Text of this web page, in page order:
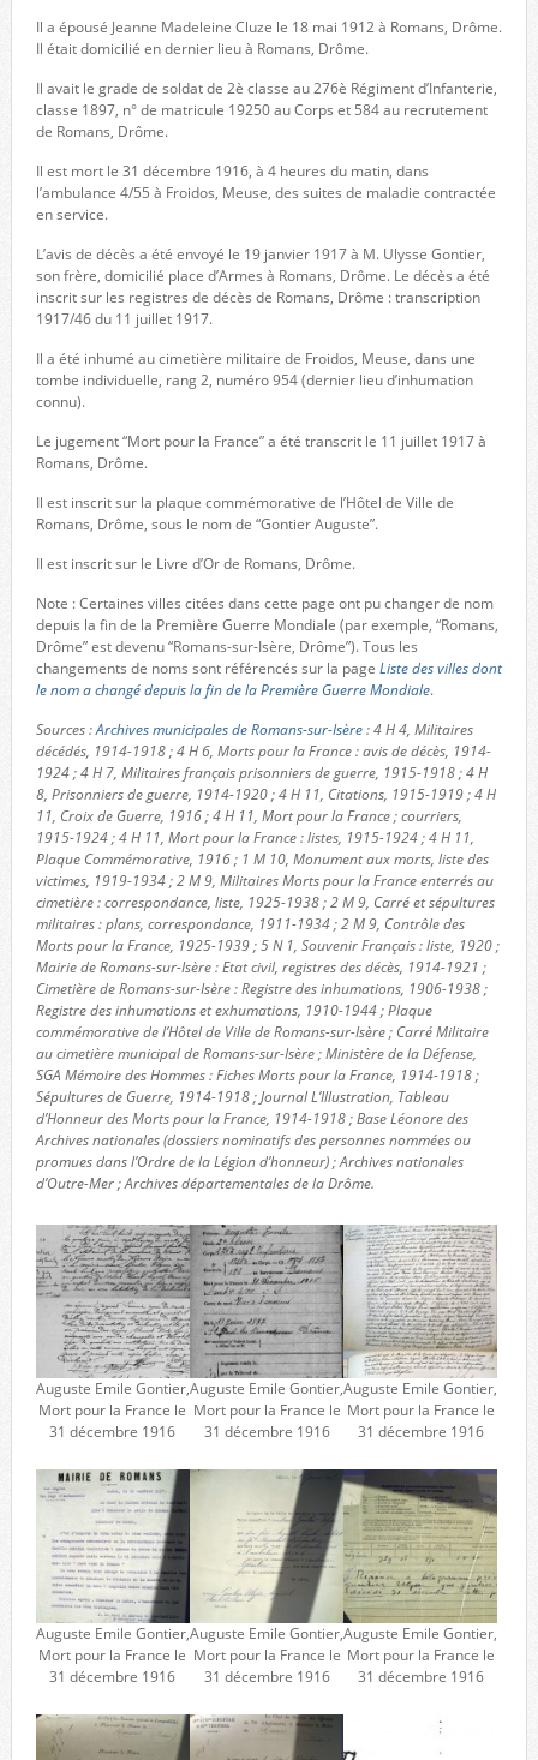
Il a épousé Jeanne Madeleine Cluze le 18 mai 1912 à Romans, Drôme.
Il était domicilié en dernier lieu à Romans, Drôme.
Il avait le grade de soldat de 2è classe au 276è Régiment d’Infanterie,
classe 1897, n° de matricule 19250 au Corps et 584 au recrutement
de Romans, Drôme.
Il est mort le 31 décembre 1916, à 4 heures du matin, dans
l’ambulance 4/55 à Froidos, Meuse, des suites de maladie contractée
en service.
L’avis de décès a été envoyé le 19 janvier 1917 à M. Ulysse Gontier,
son frère, domicilié place d’Armes à Romans, Drôme. Le décès a été
inscrit sur les registres de décès de Romans, Drôme : transcription
1917/46 du 11 juillet 1917.
Il a été inhumé au cimetière militaire de Froidos, Meuse, dans une
tombe individuelle, rang 2, numéro 954 (dernier lieu d’inhumation
connu).
Le jugement “Mort pour la France” a été transcrit le 11 juillet 1917 à
Romans, Drôme.
Il est inscrit sur la plaque commémorative de l’Hôtel de Ville de
Romans, Drôme, sous le nom de “Gontier Auguste”.
Il est inscrit sur le Livre d’Or de Romans, Drôme.
Note : Certaines villes citées dans cette page ont pu changer de nom
depuis la fin de la Première Guerre Mondiale (par exemple, “Romans,
Drôme” est devenu “Romans-sur-Isère, Drôme”). Tous les
changements de noms sont référencés sur la page Liste des villes dont
le nom a changé depuis la fin de la Première Guerre Mondiale.
Sources :Archives municipales de Romans-sur-Isère: 4 H 4, Militaires
décédés, 1914-1918 ; 4 H 6, Morts pour la France : avis de décès, 1914-
1924 ; 4 H 7, Militaires français prisonniers de guerre, 1915-1918 ; 4 H
8, Prisonniers de guerre, 1914-1920 ; 4 H 11, Citations, 1915-1919 ; 4 H
11, Croix de Guerre, 1916 ; 4 H 11, Mort pour la France ; courriers,
1915-1924 ; 4 H 11, Mort pour la France : listes, 1915-1924 ; 4 H 11,
Plaque Commémorative, 1916 ; 1 M 10, Monument aux morts, liste des
victimes, 1919-1934 ; 2 M 9, Militaires Morts pour la France enterrés au
cimetière : correspondance, liste, 1925-1938 ; 2 M 9, Carré et sépultures
militaires : plans, correspondance, 1911-1934 ; 2 M 9, Contrôle des
Morts pour la France, 1925-1939 ; 5 N 1, Souvenir Français : liste, 1920 ;
Mairie de Romans-sur-Isère : Etat civil, registres des décès, 1914-1921 ;
Cimetière de Romans-sur-Isère : Registre des inhumations, 1906-1938 ;
Registre des inhumations et exhumations, 1910-1944 ; Plaque
commémorative de l’Hôtel de Ville de Romans-sur-Isère ; Carré Militaire
au cimetière municipal de Romans-sur-Isère ; Ministère de la Défense,
SGA Mémoire des Hommes : Fiches Morts pour la France, 1914-1918 ;
Sépultures de Guerre, 1914-1918 ; Journal L’Illustration, Tableau
d’Honneur des Morts pour la France, 1914-1918 ; Base Léonore des
Archives nationales (dossiers nominatifs des personnes nommées ou
promues dans l’Ordre de la Légion d’honneur) ; Archives nationales
d’Outre-Mer ; Archives départementales de la Drôme.
Auguste Emile Gontier,
Mort pour la France le
31 décembre 1916
Auguste Emile Gontier,
Mort pour la France le
31 décembre 1916
Auguste Emile Gontier,
Mort pour la France le
31 décembre 1916
Auguste Emile Gontier,
Mort pour la France le
31 décembre 1916
Auguste Emile Gontier,
Mort pour la France le
31 décembre 1916
Auguste Emile Gontier,
Mort pour la France le
31 décembre 1916